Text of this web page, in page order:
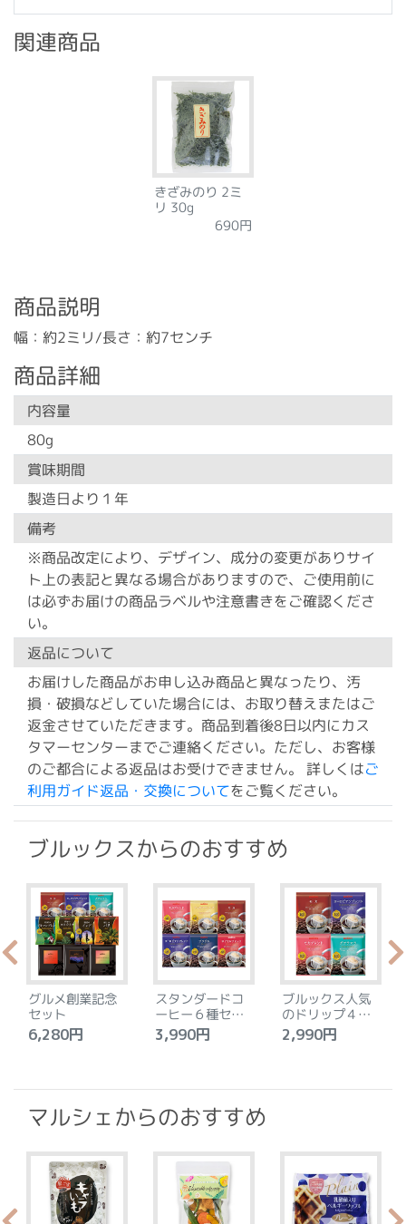
関連商品
きざみのり 2ミ
リ 30g
690円
商品説明
幅：約2ミリ/長さ：約7センチ
商品詳細
内容量
80g
賞味期間
製造日より１年
備考
※商品改定により、デザイン、成分の変更がありサイ
ト上の表記と異なる場合がありますので、ご使用前に
は必ずお届けの商品ラベルや注意書きをご確認くださ
い。
返品について
お届けした商品がお申し込み商品と異なったり、汚
損・破損などしていた場合には、お取り替えまたはご
返金させていただきます。商品到着後8日以内にカス
タマーセンターまでご連絡ください。ただし、お客様
のご都合による返品はお受けできません。 詳しくはご
利用ガイド返品・交換についてをご覧ください。
ブルックスからのおすすめ
グルメ創業記念
セット
6,280円
スタンダードコ
ーヒー６種セッ
ト
3,990円
ブルックス人気
のドリップ４種
セット
2,990円
マルシェからのおすすめ